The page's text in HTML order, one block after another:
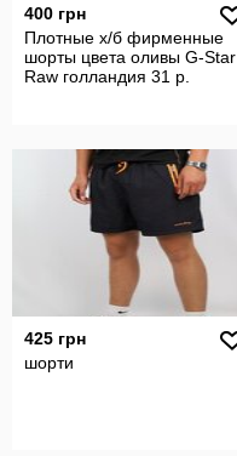
400 грн
Плотные х/б фирменные
шорты цвета оливы G-Star
Raw голландия 31 р.
425 грн
шорти